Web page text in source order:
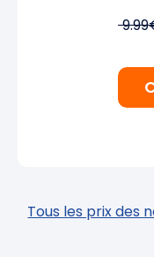
Tous les prix des